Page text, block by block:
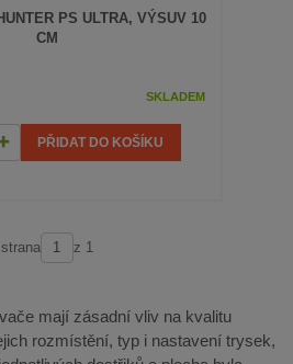
PS ULTRA, VÝSUV 10
CM
SKLADEM
PŘIDAT DO KOŠÍKU
strana z 1
mají zásadní vliv na kvalitu
rozmístění, typ i nastavení trysek,